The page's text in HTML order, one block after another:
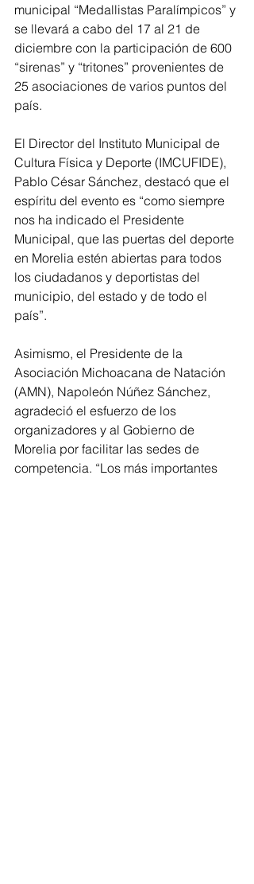
municipal “Medallistas Paralímpicos” y
se llevará a cabo del 17 al 21 de
diciembre con la participación de 600
“sirenas” y “tritones” provenientes de
25 asociaciones de varios puntos del
país.
El Director del Instituto Municipal de
Cultura Física y Deporte (IMCUFIDE),
Pablo César Sánchez, destacó que el
espíritu del evento es “como siempre
nos ha indicado el Presidente
Municipal, que las puertas del deporte
en Morelia estén abiertas para todos
los ciudadanos y deportistas del
municipio, del estado y de todo el
país”.
Asimismo, el Presidente de la
Asociación Michoacana de Natación
(AMN), Napoleón Núñez Sánchez,
agradeció el esfuerzo de los
organizadores y al Gobierno de
Morelia por facilitar las sedes de
competencia. “Los más importantes